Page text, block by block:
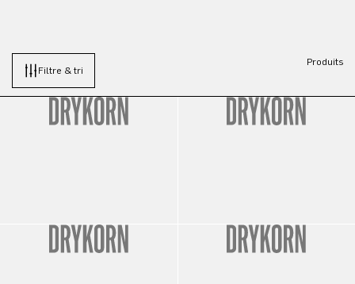
Filtre & tri
Produits